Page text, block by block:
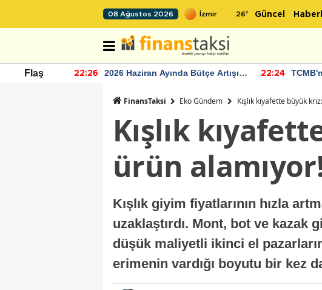
08 Ağustos 2026 26° Güncel
Flaş 22:26
2026 Haziran Ayında Bütçe Artışı
22:24
FinansTaksi Eko Gündem Kışlık kıyafette büyük
Kışlık
ürün
Kışlık giyim fiyatlarının hızla
uzaklaştırdı. Mont, bot ve kazak
düşük maliyetli ikinci el
erimenin vardığı boyutu bir kez